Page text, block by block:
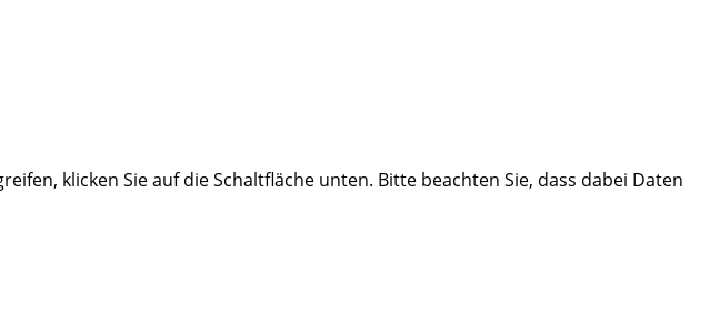
klicken Sie auf die Schaltfläche unten. Bitte beachten Sie, dass dabei Daten